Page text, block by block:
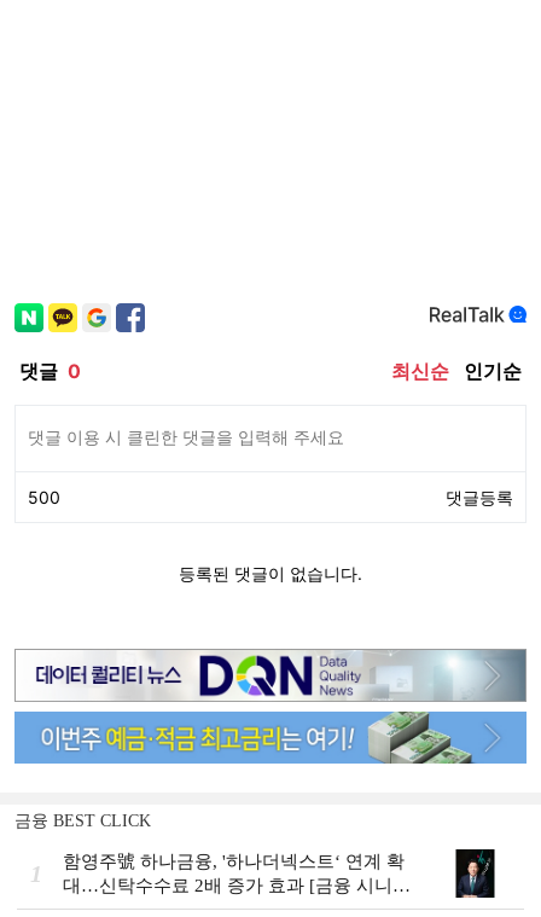
금융 BEST CLICK
1
함영주號 하나금융, '하나더넥스트‘ 연계 확
대…신탁수수료 2배 증가 효과 [금융 시니어
비즈니스 돋보기]